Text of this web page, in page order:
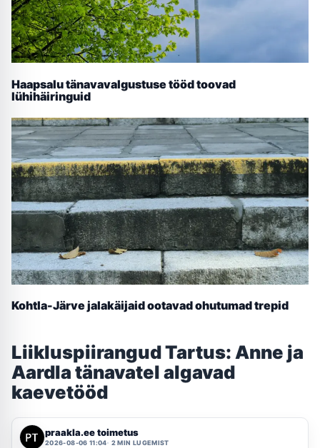
Haapsalu tänavavalgustuse tööd toovad
lühihäiringuid
Kohtla-Järve jalakäijaid ootavad ohutumad trepid
Liikluspiirangud Tartus: Anne ja
Aardla tänavatel algavad
kaevetööd
praakla.ee toimetus
2026-08-06 11:04 2 MIN LUGEMIST